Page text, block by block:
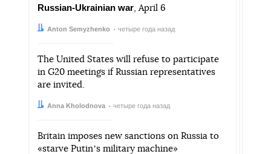
Russian-Ukrainian war, April 6
Автор:Anton Semyzhenko
Дата: четыре года назад
The United States will refuse to participate
in G20 meetings if Russian representatives
are invited.
Автор:Anna Kholodnova
Дата: четыре года назад
Britain imposes new sanctions on Russia to
«starve Putinʼs military machine»